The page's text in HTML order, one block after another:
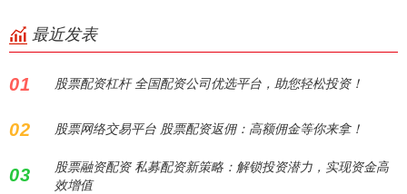
最近发表
01 股票配资杠杆 全国配资公司优选平台，助您轻松投资！
02 股票网络交易平台 股票配资返佣：高额佣金等你来拿！
03
股票融资配资 私募配资新策略：解锁投资潜力，实现资金高
效增值